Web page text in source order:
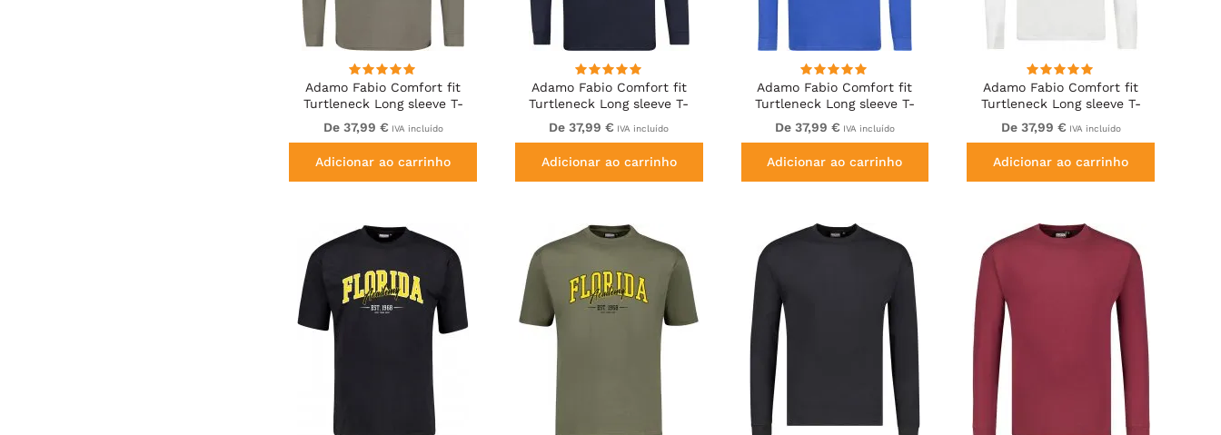
Adamo Fabio Comfort fit
Turtleneck Long sleeve T-
shirt Khaki
De 37,99 € IVA incluído
Adicionar ao carrinho
Adamo Fabio Comfort fit
Turtleneck Long sleeve T-
shirt Navy
De 37,99 € IVA incluído
Adicionar ao carrinho
Adamo Fabio Comfort fit
Turtleneck Long sleeve T-
shirt Royal blue
De 37,99 € IVA incluído
Adicionar ao carrinho
Adamo Fabio Comfort fit
Turtleneck Long sleeve T-
shirt White
De 37,99 € IVA incluído
Adicionar ao carrinho